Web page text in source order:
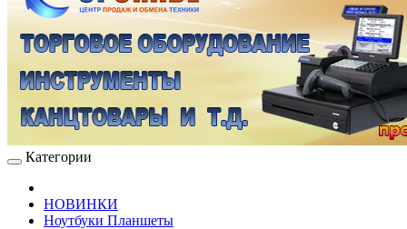
Категории
НОВИНКИ
Ноутбуки Планшеты